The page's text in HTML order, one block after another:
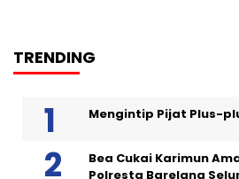
TRENDING
Mengintip Pijat Plus-
Bea Cukai Karimun
Polresta Barelang